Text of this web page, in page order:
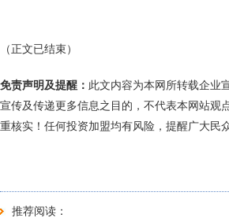
（正文已结束）
免责声明及提醒： 此文内容为本网所转载企业
宣传及传递更多信息之目的，不代表本网站观
重核实！任何投资加盟均有风险，提醒广大民
推荐阅读：